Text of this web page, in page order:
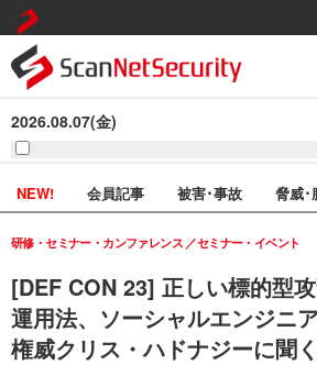
2026.08.07(金)
NEW! 会員記事 被害･事故 脅威･
[DEF CON 23] 正しい標的型
運用法、ソーシャルエンジニ
権威クリス・ハドナジーに聞く
研修・セミナー・カンファレンス セミナー・イベント